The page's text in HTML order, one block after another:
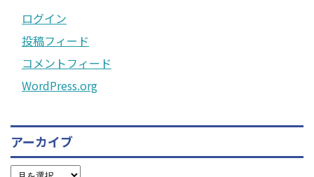
ログイン
投稿フィード
コメントフィード
WordPress.org
アーカイブ